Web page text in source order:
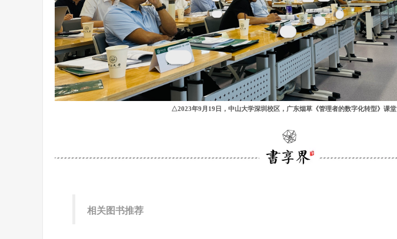
△2023年9月19日，中山大学深圳校区，广东烟草《管理者的数字化转型》课堂
相关图书推荐